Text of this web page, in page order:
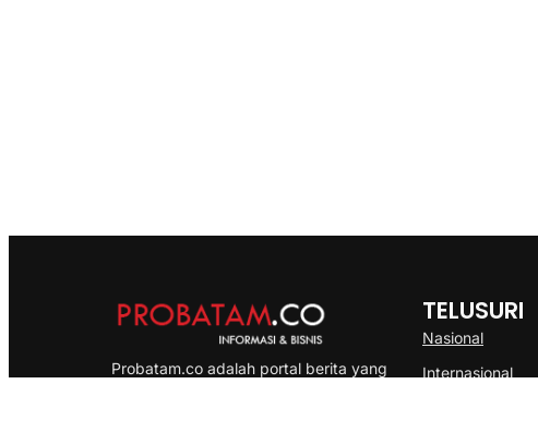
Probatam.co adalah portal berita yang
TELUSURI
Nasional
Internasional